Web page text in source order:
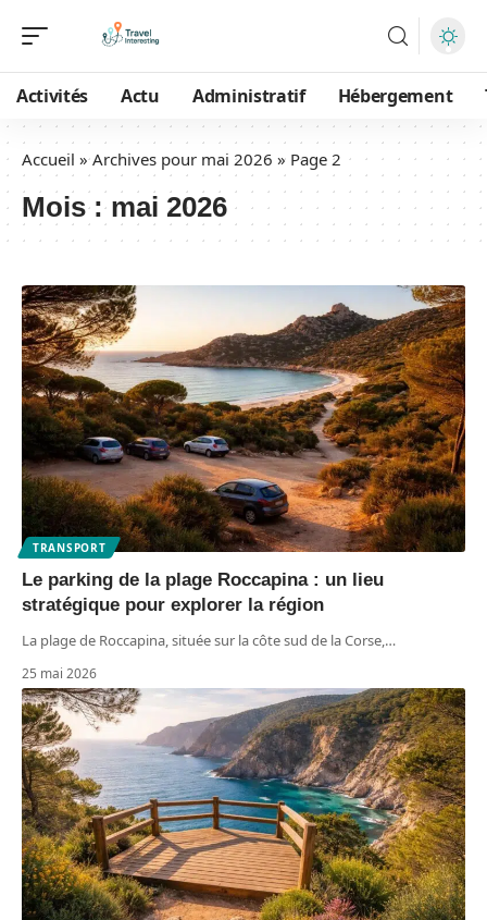
Activités Actu Administratif Hébergement
Accueil »Archives pour mai 2026 » Page 2
Mois :mai 2026
TRANSPORT
Le parking de la plage Roccapina : un lieu
stratégique pour explorer la région
La plage de Roccapina, située sur la côte sud de la Corse,…
25 mai 2026